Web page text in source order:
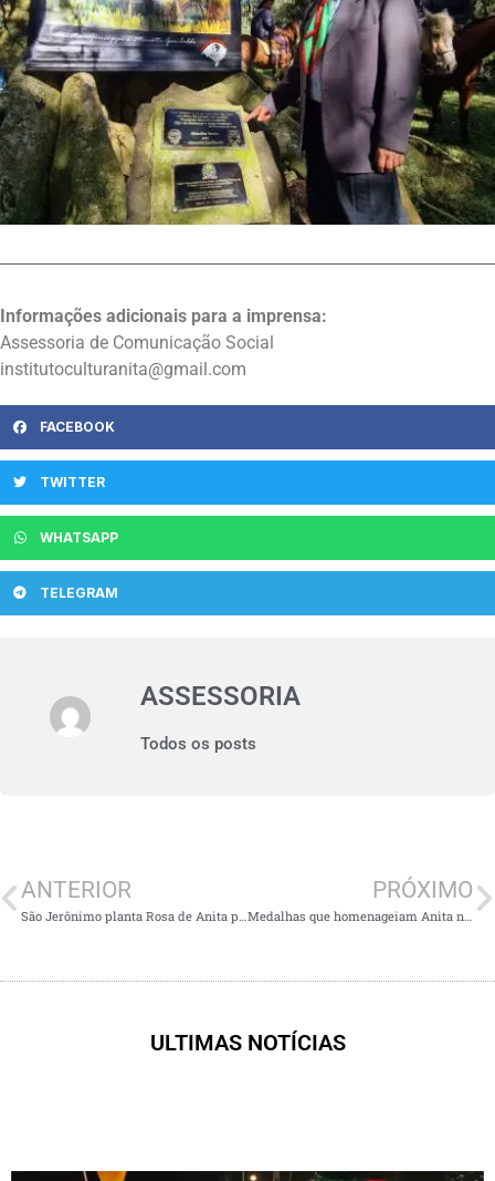
Informações adicionais para a imprensa:
Assessoria de Comunicação Social
institutoculturanita@gmail.com
FACEBOOK
TWITTER
WHATSAPP
TELEGRAM
ASSESSORIA
Todos os posts
ANTERIOR
São Jerônimo planta Rosa de Anita para celebrar bicentenário
PRÓXIMO
Medalhas que homenageiam Anita nos seus 200 anos são lançadas
ULTIMAS NOTÍCIAS